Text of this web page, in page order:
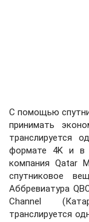
С помощью
принимать
транслируется
формате 4K и в
компания Qatar
спутниковое
Аббревиатура
Channel
транслируется